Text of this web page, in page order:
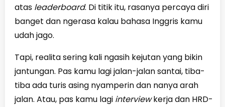
atas leaderboard. Di titik itu, rasanya percaya diri
banget dan ngerasa kalau bahasa Inggris kamu
udah jago.
Tapi, realita sering kali ngasih kejutan yang bikin
jantungan. Pas kamu lagi jalan-jalan santai, tiba-
tiba ada turis asing nyamperin dan nanya arah
jalan. Atau, pas kamu lagi interviewkerja dan HRD-